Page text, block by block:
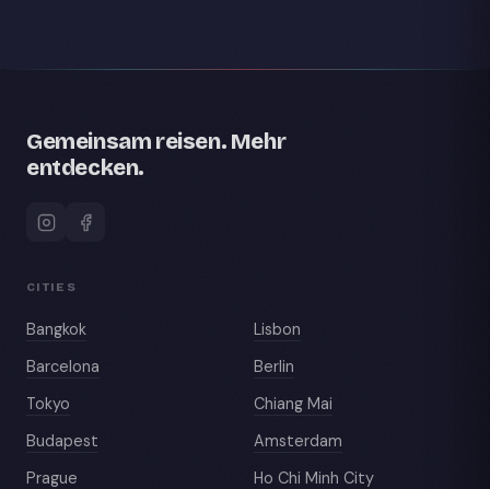
Gemeinsam reisen. Mehr
entdecken.
CITIES
Bangkok
Lisbon
Barcelona
Berlin
Tokyo
Chiang Mai
Budapest
Amsterdam
Prague
Ho Chi Minh City